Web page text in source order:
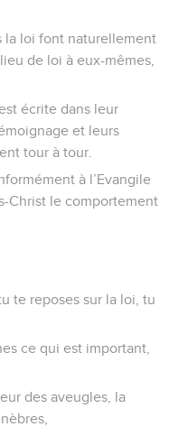
la loi font naturellement
de loi à eux-mêmes,
écrite dans leur
et leurs
tour à tour.
à l’Evangile
Christ le comportement
te reposes sur la loi, tu
ce qui est important,
des aveugles, la